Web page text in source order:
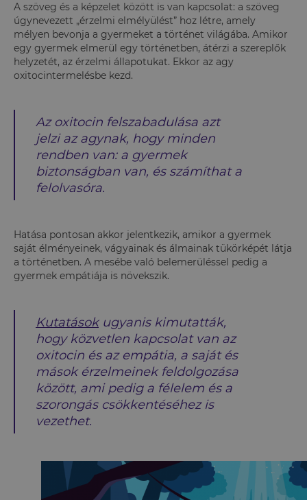
A szöveg és a képzelet között is van kapcsolat: a szöveg
úgynevezett „érzelmi elmélyülést” hoz létre, amely
mélyen bevonja a gyermeket a történet világába. Amikor
egy gyermek elmerül egy történetben, átérzi a szereplők
helyzetét, az érzelmi állapotukat. Ekkor az agy
oxitocintermelésbe kezd.
Az oxitocin felszabadulása azt
jelzi az agynak, hogy minden
rendben van: a gyermek
biztonságban van, és számíthat a
felolvasóra.
Hatása pontosan akkor jelentkezik, amikor a gyermek
saját élményeinek, vágyainak és álmainak tükörképét látja
a történetben. A mesébe való belemerüléssel pedig a
gyermek empátiája is növekszik.
Kutatásokugyanis kimutatták,
hogy közvetlen kapcsolat van az
oxitocin és az empátia, a saját és
mások érzelmeinek feldolgozása
között, ami pedig a félelem és a
szorongás csökkentéséhez is
vezethet.